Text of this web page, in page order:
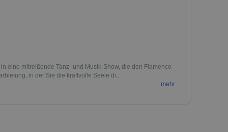
eine mitreißende Tanz- und Musik-Show, die den Flamenco
in der Sie die kraftvolle Seele di...
mehr